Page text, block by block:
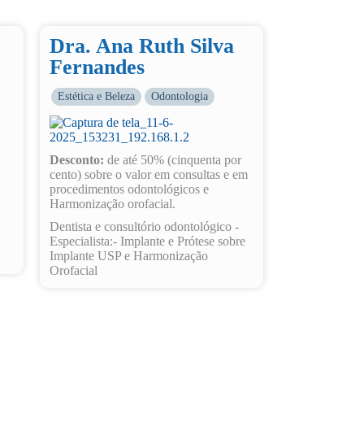
Dra. Ana Ruth Silva
Fernandes
Estética e Beleza Odontologia
Desconto: de até 50% (cinquenta por
cento) sobre o valor em consultas e em
procedimentos odontológicos e
Harmonização orofacial.
Dentista e consultório odontológico -
Especialista:- Implante e Prótese sobre
Implante USP e Harmonização
Orofacial